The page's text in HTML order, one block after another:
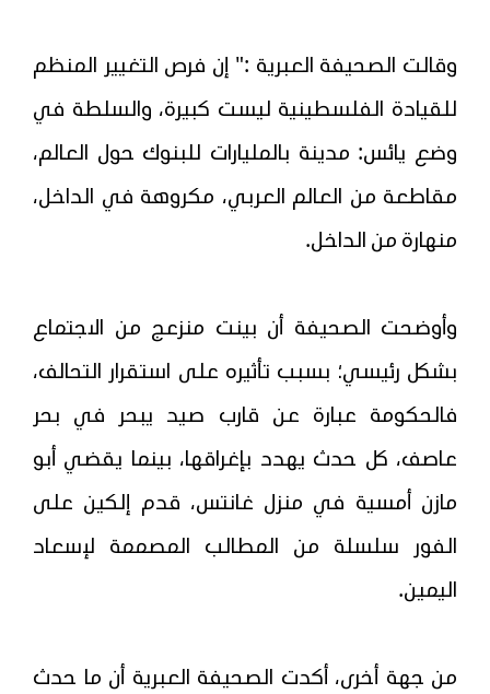
وقالت الصحيفة العبرية :" إن فرص التغيير المنظم
للقيادة الفلسطينية ليست كبيرة، والسلطة في
وضع يائس: مدينة بالمليارات للبنوك حول العالم،
مقاطعة من العالم العربي، مكروهة في الداخل،
منهارة من الداخل.
وأوضحت الصحيفة أن بينت منزعج من الاجتماع
بشكل رئيسي؛ بسبب تأثيره على استقرار التحالف،
فالحكومة عبارة عن قارب صيد يبحر في بحر
عاصف، كل حدث يهدد بإغراقها، بينما يقضي أبو
مازن أمسية في منزل غانتس، قدم إلكين على
الفور سلسلة من المطالب المصممة لإسعاد
اليمين.
من جهة أخرى، أكدت الصحيفة العبرية أن ما حدث